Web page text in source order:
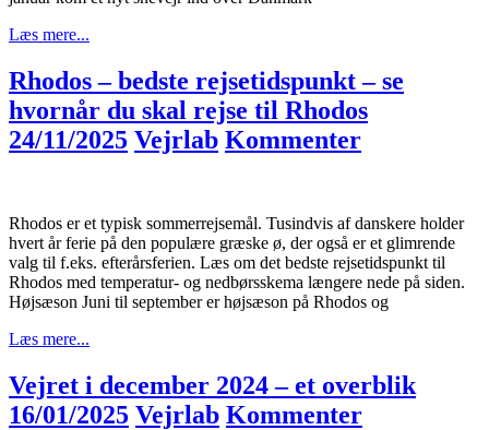
Læs mere...
Rhodos – bedste rejsetidspunkt – se
hvornår du skal rejse til Rhodos
24/11/2025 Vejrlab Kommenter
Rhodos er et typisk sommerrejsemål. Tusindvis af danskere holder
hvert år ferie på den populære græske ø, der også er et glimrende
valg til f.eks. efterårsferien. Læs om det bedste rejsetidspunkt til
Rhodos med temperatur- og nedbørsskema længere nede på siden.
Højsæson Juni til september er højsæson på Rhodos og
Læs mere...
Vejret i december 2024 – et overblik
16/01/2025 Vejrlab Kommenter